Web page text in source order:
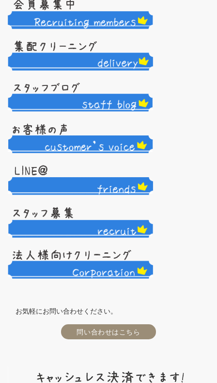
お気軽にお問い合わせください。
問い合わせはこちら